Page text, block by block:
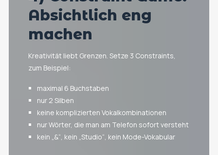
Absichtlich eng
machen
Kreativität liebt Grenzen. Setze 3 Constraints,
zum Beispiel:
maximal 6 Buchstaben
nur 2 Silben
keine komplizierten Vokalkombinationen
nur Wörter, die man am Telefon sofort versteht
kein „&“, kein „Studio“, kein Mode-Vokabular